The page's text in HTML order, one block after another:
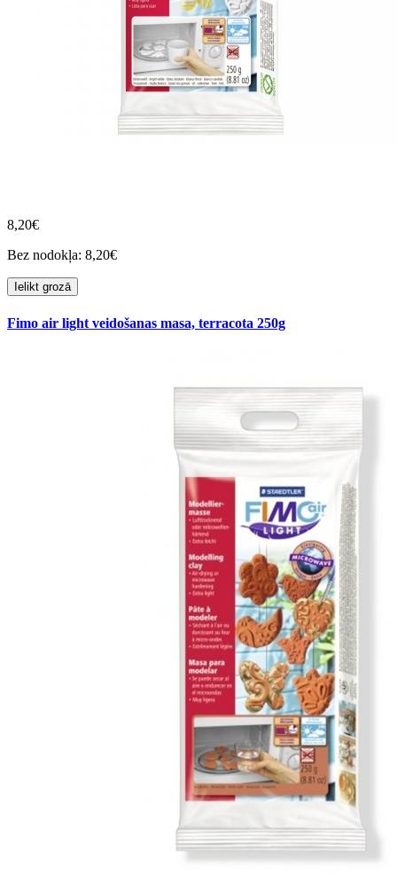
8,20€
Bez nodokļa: 8,20€
Ielikt grozā
Fimo air light veidošanas masa, terracota 250g